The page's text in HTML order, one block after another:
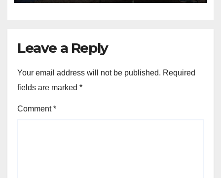
Leave a Reply
Your email address will not be published. Required
fields are marked *
Comment*